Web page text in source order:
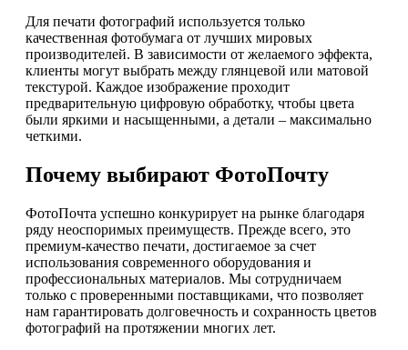
Для печати фотографий используется только
качественная фотобумага от лучших мировых
производителей. В зависимости от желаемого эффекта,
клиенты могут выбрать между глянцевой или матовой
текстурой. Каждое изображение проходит
предварительную цифровую обработку, чтобы цвета
были яркими и насыщенными, а детали – максимально
четкими.
Почему выбирают ФотоПочту
ФотоПочта успешно конкурирует на рынке благодаря
ряду неоспоримых преимуществ. Прежде всего, это
премиум-качество печати, достигаемое за счет
использования современного оборудования и
профессиональных материалов. Мы сотрудничаем
только с проверенными поставщиками, что позволяет
нам гарантировать долговечность и сохранность цветов
фотографий на протяжении многих лет.